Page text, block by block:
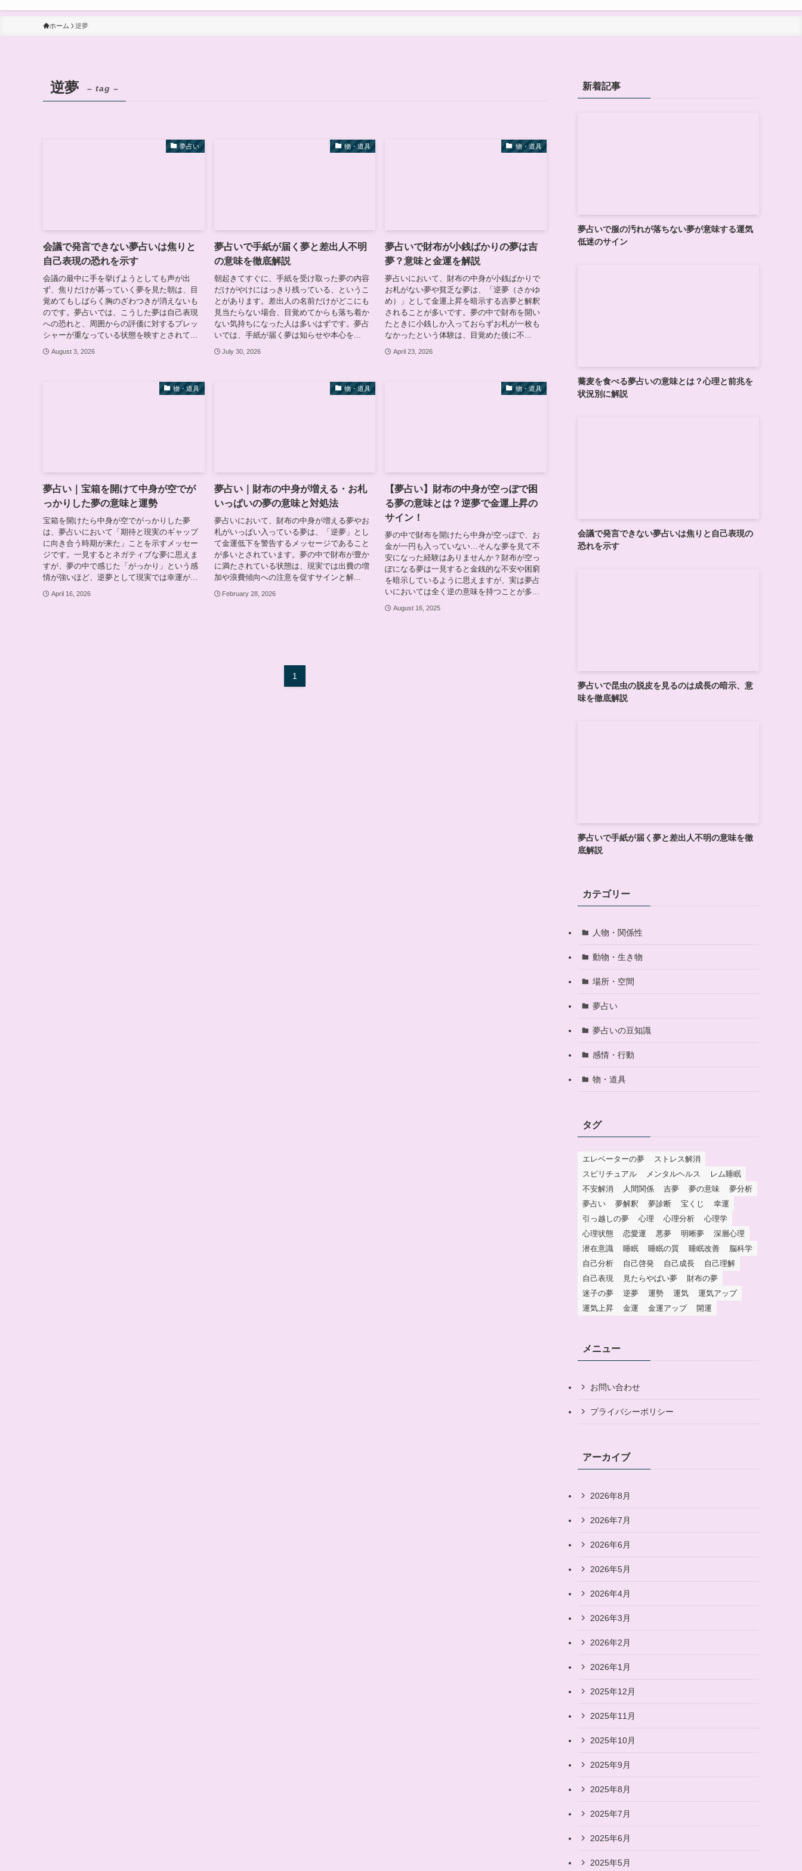
ホーム 逆夢
逆夢 – tag –
夢占い
会議で発言できない夢占いは焦りと
自己表現の恐れを示す
会議の最中に手を挙げようとしても声が出
ず、焦りだけが募っていく夢を見た朝は、目
覚めてもしばらく胸のざわつきが消えないも
のです。夢占いでは、こうした夢は自己表現
への恐れと、周囲からの評価に対するプレッ
シャーが重なっている状態を映すとされて...
August 3, 2026
物・道具
夢占いで手紙が届く夢と差出人不明
の意味を徹底解説
朝起きてすぐに、手紙を受け取った夢の内容
だけがやけにはっきり残っている、というこ
とがあります。差出人の名前だけがどこにも
見当たらない場合、目覚めてからも落ち着か
ない気持ちになった人は多いはずです。夢占
いでは、手紙が届く夢は知らせや本心を...
July 30, 2026
物・道具
夢占いで財布が小銭ばかりの夢は吉
夢？意味と金運を解説
夢占いにおいて、財布の中身が小銭ばかりで
お札がない夢や貧乏な夢は、「逆夢（さかゆ
め）」として金運上昇を暗示する吉夢と解釈
されることが多いです。夢の中で財布を開い
たときに小銭しか入っておらずお札が一枚も
なかったという体験は、目覚めた後に不...
April 23, 2026
物・道具
夢占い｜宝箱を開けて中身が空でが
っかりした夢の意味と運勢
宝箱を開けたら中身が空でがっかりした夢
は、夢占いにおいて「期待と現実のギャップ
に向き合う時期が来た」ことを示すメッセー
ジです。一見するとネガティブな夢に思えま
すが、夢の中で感じた「がっかり」という感
情が強いほど、逆夢として現実では幸運が...
April 16, 2026
物・道具
夢占い｜財布の中身が増える・お札
いっぱいの夢の意味と対処法
夢占いにおいて、財布の中身が増える夢やお
札がいっぱい入っている夢は、「逆夢」とし
て金運低下を警告するメッセージであること
が多いとされています。夢の中で財布が豊か
に満たされている状態は、現実では出費の増
加や浪費傾向への注意を促すサインと解...
February 28, 2026
物・道具
【夢占い】財布の中身が空っぽで困
る夢の意味とは？逆夢で金運上昇の
サイン！
夢の中で財布を開けたら中身が空っぽで、お
金が一円も入っていない…そんな夢を見て不
安になった経験はありませんか？財布が空っ
ぽになる夢は一見すると金銭的な不安や困窮
を暗示しているように思えますが、実は夢占
いにおいては全く逆の意味を持つことが多...
August 16, 2025
1
新着記事
夢占いで服の汚れが落ちない夢が意味する運気
低迷のサイン
蕎麦を食べる夢占いの意味とは？心理と前兆を
状況別に解説
会議で発言できない夢占いは焦りと自己表現の
恐れを示す
夢占いで昆虫の脱皮を見るのは成長の暗示、意
味を徹底解説
夢占いで手紙が届く夢と差出人不明の意味を徹
底解説
カテゴリー
人物・関係性
動物・生き物
場所・空間
夢占い
夢占いの豆知識
感情・行動
物・道具
タグ
エレベーターの夢
ストレス解消
スピリチュアル
メンタルヘルス
レム睡眠
不安解消
人間関係 吉夢 夢の意味
夢分析
夢占い
夢解釈 夢診断 宝くじ
幸運
引っ越しの夢
心理 心理分析
心理学
心理状態
恋愛運 悪夢 明晰夢
深層心理
潜在意識
睡眠 睡眠の質 睡眠改善
脳科学
自己分析
自己啓発 自己成長
自己理解
自己表現
見たらやばい夢
財布の夢
迷子の夢
逆夢 運勢 運気
運気アップ
運気上昇
金運 金運アップ 開運
メニュー
お問い合わせ
プライバシーポリシー
アーカイブ
2026年8月
2026年7月
2026年6月
2026年5月
2026年4月
2026年3月
2026年2月
2026年1月
2025年12月
2025年11月
2025年10月
2025年9月
2025年8月
2025年7月
2025年6月
2025年5月